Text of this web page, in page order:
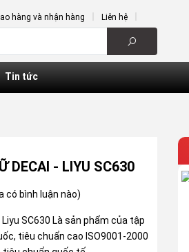
hàng và nhận hàng Liên hệ
Tin tức
DECAl - LIYU SC630
có bình luận nào)
SC630 Là sản phẩm của tập
tiêu chuẩn cao ISO9001-2000